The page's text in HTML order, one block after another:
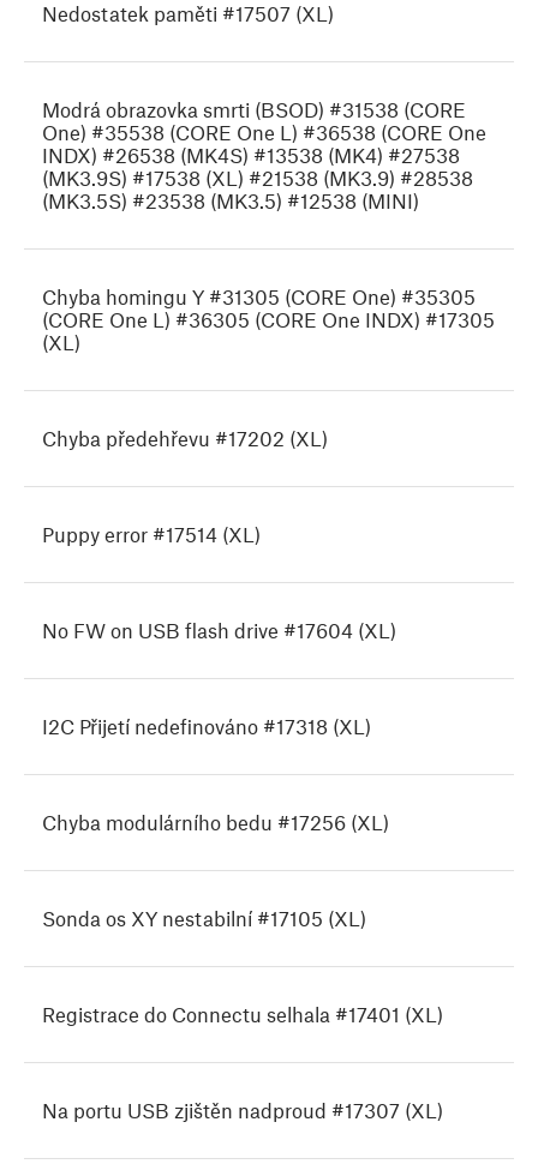
Nedostatek paměti #17507 (XL)
Modrá obrazovka smrti (BSOD) #31538 (CORE
One) #35538 (CORE One L) #36538 (CORE One
INDX) #26538 (MK4S) #13538 (MK4) #27538
(MK3.9S) #17538 (XL) #21538 (MK3.9) #28538
(MK3.5S) #23538 (MK3.5) #12538 (MINI)
Chyba homingu Y #31305 (CORE One) #35305
(CORE One L) #36305 (CORE One INDX) #17305
(XL)
Chyba předehřevu #17202 (XL)
Puppy error #17514 (XL)
No FW on USB flash drive #17604 (XL)
I2C Přijetí nedefinováno #17318 (XL)
Chyba modulárního bedu #17256 (XL)
Sonda os XY nestabilní #17105 (XL)
Registrace do Connectu selhala #17401 (XL)
Na portu USB zjištěn nadproud #17307 (XL)